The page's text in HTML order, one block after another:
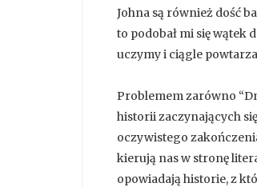
Johna są również dość
to podobał mi się wątek
uczymy i ciągle
Problemem zarówno
historii zaczynających
oczywistego
kierują nas w stronę
opowiadają historie, z